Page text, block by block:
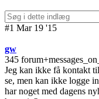
#1 Mar 19 '15
gw
345
Jeg kan ikke få kontakt
se, men kan ikke logge
har noget med dagens